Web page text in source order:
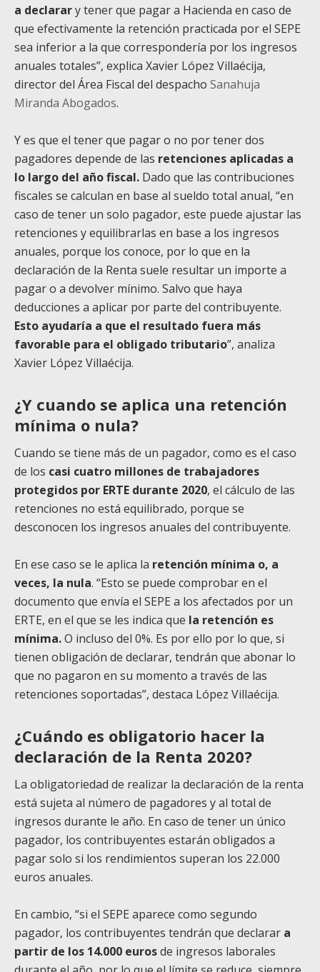
a declarary tener que pagar a Hacienda en caso de
que efectivamente la retención practicada por el SEPE
sea inferior a la que correspondería por los ingresos
anuales totales”, explica Xavier López Villaécija,
director del Área Fiscal del despacho Sanahuja
Miranda Abogados.
Y es que el tener que pagar o no por tener dos
pagadores depende de las retenciones aplicadas a
lo largo del año fiscal. Dado que las contribuciones
fiscales se calculan en base al sueldo total anual, “en
caso de tener un solo pagador, este puede ajustar las
retenciones y equilibrarlas en base a los ingresos
anuales, porque los conoce, por lo que en la
declaración de la Renta suele resultar un importe a
pagar o a devolver mínimo. Salvo que haya
deducciones a aplicar por parte del contribuyente.
Esto ayudaría a que el resultado fuera más
favorable para el obligado tributario”, analiza
Xavier López Villaécija.
¿Y cuando se aplica una retención
mínima o nula?
Cuando se tiene más de un pagador, como es el caso
de los casi cuatro millones de trabajadores
protegidos por ERTE durante 2020, el cálculo de las
retenciones no está equilibrado, porque se
desconocen los ingresos anuales del contribuyente.
En ese caso se le aplica la retención mínima o, a
veces, la nula. “Esto se puede comprobar en el
documento que envía el SEPE a los afectados por un
ERTE, en el que se les indica que la retención es
mínima.O incluso del 0%. Es por ello por lo que, si
tienen obligación de declarar, tendrán que abonar lo
que no pagaron en su momento a través de las
retenciones soportadas”, destaca López Villaécija.
¿Cuándo es obligatorio hacer la
declaración de la Renta 2020?
La obligatoriedad de realizar la declaración de la renta
está sujeta al número de pagadores y al total de
ingresos durante le año. En caso de tener un único
pagador, los contribuyentes estarán obligados a
pagar solo si los rendimientos superan los 22.000
euros anuales.
En cambio, “si el SEPE aparece como segundo
pagador, los contribuyentes tendrán que declarar a
partir de los 14.000 eurosde ingresos laborales